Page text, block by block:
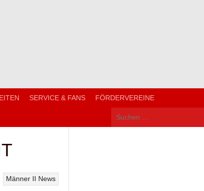
SERVICE & FANS FÖRDERVEREINE
Männer II News